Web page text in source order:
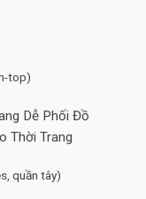
top)
Dễ Phối Đồ
Thời Trang
quần tây)